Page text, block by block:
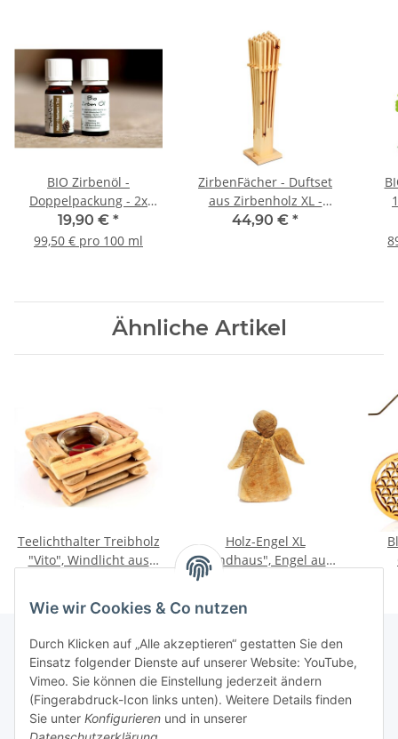
Wie wir Cookies & Co nutzen
Durch Klicken auf „Alle akzeptieren“ gestatten Sie den
Einsatz folgender Dienste auf unserer Website: YouTube,
Vimeo. Sie können die Einstellung jederzeit ändern
(Fingerabdruck-Icon links unten). Weitere Details finden
Sie unter Konfigurieren und in unserer
BIO Zirbenöl -
Doppelpackung - 2x
10ml - 100% naturrein
AT-BIO-302
19,90 € *
99,50 € pro 100 ml
ZirbenFächer - Duftset
aus Zirbenholz XL -
43cm Höhe - natürlicher
44,90 € *
Ähnliche Artikel
Teelichthalter Treibholz
"Vito", Windlicht aus
Glaseinsatz
Holz-Engel XL
"Landhaus", Engel aus
Informationen